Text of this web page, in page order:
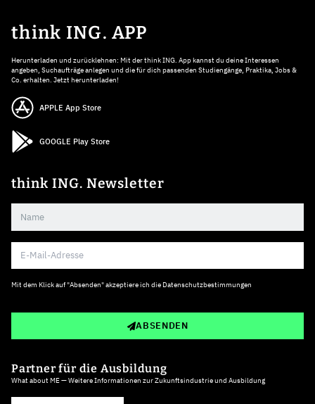
think ING. APP
Herunterladen und zurücklehnen: Mit der think ING. App kannst du deine Interessen
angeben, Suchaufträge anlegen und die für dich passenden Studiengänge, Praktika, Jobs &
Co. erhalten. Jetzt herunterladen!
APPLE App Store
GOOGLE Play Store
think ING. Newsletter
Mit dem Klick auf "Absenden" akzeptiere ich die Datenschutzbestimmungen
ABSENDEN
Partner für die Ausbildung
What about ME — Weitere Informationen zur Zukunftsindustrie und Ausbildung